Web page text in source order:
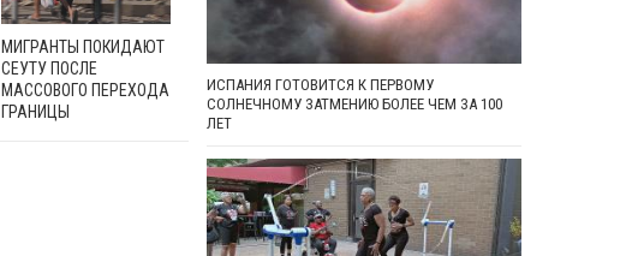
МИГРАНТЫ ПОКИДАЮТ
СЕУТУ ПОСЛЕ
МАССОВОГО ПЕРЕХОДА
ГРАНИЦЫ
ИСПАНИЯ ГОТОВИТСЯ К ПЕРВОМУ
СОЛНЕЧНОМУ ЗАТМЕНИЮ БОЛЕЕ ЧЕМ ЗА 100
ЛЕТ